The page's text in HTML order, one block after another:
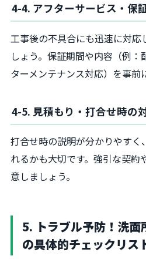
4-4. アフターサービス・保
工事後の不具合にも迅速に対応
しょう。保証期間や内容（例：
ターメンテナンス対応）を事前
4-5. 見積もり・打合せ時の
打合せ時の説明が分かりやすく
れるかも大切です。強引な契約
意しましょう。
5. トラブル予防！洗面
の具体的チェックリス